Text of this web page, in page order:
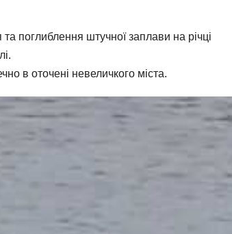
поглиблення штучної заплави на річці
в оточені невеличкого міста.